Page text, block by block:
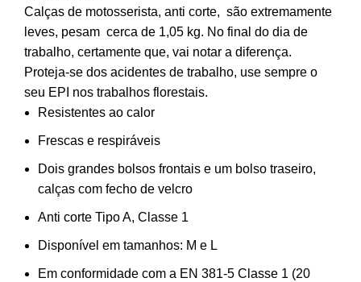
Calças de motosserista, anti corte, são extremamente
leves, pesam cerca de 1,05 kg. No final do dia de
trabalho, certamente que, vai notar a diferença.
Proteja-se dos acidentes de trabalho, use sempre o
seu EPI nos trabalhos florestais.
Resistentes ao calor
Frescas e respiráveis
Dois grandes bolsos frontais e um bolso traseiro,
calças com fecho de velcro
Anti corte Tipo A, Classe 1
Disponível em tamanhos: M e L
Em conformidade com a EN 381-5 Classe 1 (20